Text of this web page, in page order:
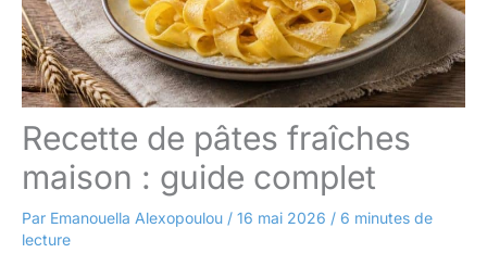
Recette de pâtes fraîches
maison : guide complet
Par Emanouella Alexopoulou / 16 mai 2026 / 6 minutes de
lecture